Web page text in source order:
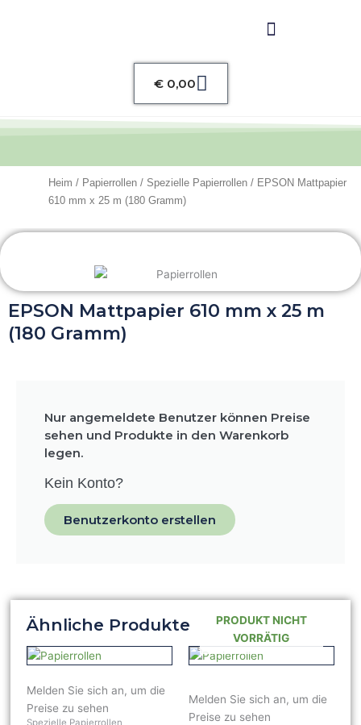
€0,00Warenkorb
Heim / Papierrollen / Spezielle Papierrollen / EPSON Mattpapier
610 mm x 25 m (180 Gramm)
EPSON Mattpapier 610 mm x 25 m
(180 Gramm)
Nur angemeldete Benutzer können Preise
sehen und Produkte in den Warenkorb
legen.
Kein Konto?
Benutzerkonto erstellen
Ähnliche Produkte
Melden Sie sich an, um die
Preise zu sehen
Spezielle Papierrollen
PRODUKT NICHT
VORRÄTIG
Melden Sie sich an, um die
Preise zu sehen